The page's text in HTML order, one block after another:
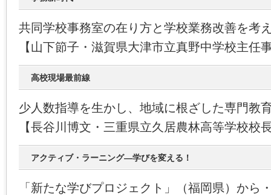
共同学校事務室の在り方と学校業務改善を
【山下節子・滋賀県大津市立真野中学校主任
高校現場最前線
少人数指導を生かし、地域に根ざした専門
【長谷川博文・三重県立久居農林高等学校校
アクティブ・ラーニング―学びを変える！
「新たな学びプロジェクト」（福岡県）から